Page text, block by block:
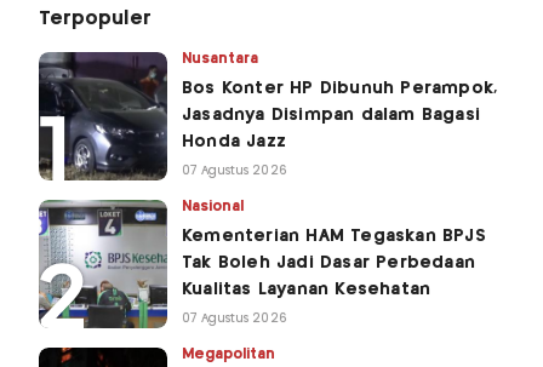
Terpopuler
Nusantara
Bos Konter HP Dibunuh Perampok,
Jasadnya Disimpan dalam Bagasi
Honda Jazz
07 Agustus 2026
Nasional
Kementerian HAM Tegaskan BPJS
Tak Boleh Jadi Dasar Perbedaan
Kualitas Layanan Kesehatan
07 Agustus 2026
Megapolitan